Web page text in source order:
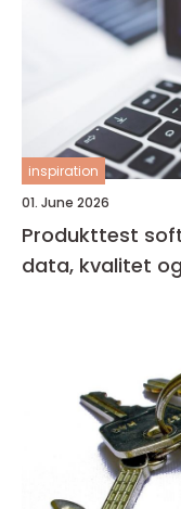
inspiration
01. June 2026
Produkttest
data, kvalitet